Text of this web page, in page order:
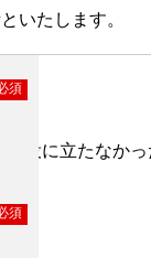
いたします。
須
役に立たなか
須